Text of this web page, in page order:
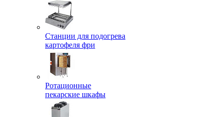
Станции для подогрева
картофеля фри
Ротационные
пекарские шкафы